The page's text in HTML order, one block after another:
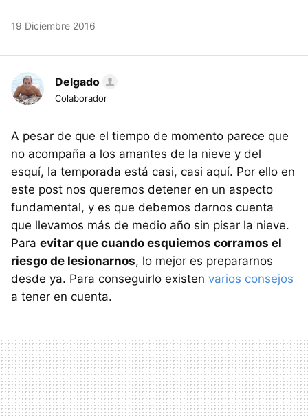
19 Diciembre 2016
Delgado
Colaborador
A pesar de que el tiempo de momento parece que
no acompaña a los amantes de la nieve y del
esquí, la temporada está casi, casi aquí. Por ello en
este post nos queremos detener en un aspecto
fundamental, y es que debemos darnos cuenta
que llevamos más de medio año sin pisar la nieve.
Para evitar que cuando esquiemos corramos el
riesgo de lesionarnos, lo mejor es prepararnos
desde ya. Para conseguirlo existen varios consejos
a tener en cuenta.